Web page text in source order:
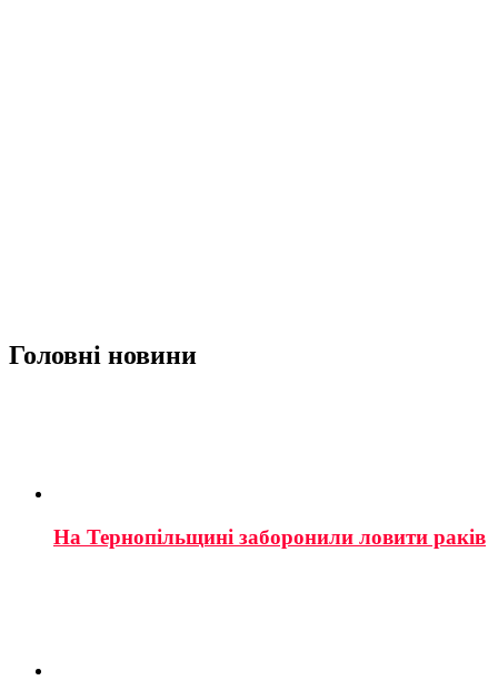
Головні новини
На Тернопільщині заборонили ловити раків